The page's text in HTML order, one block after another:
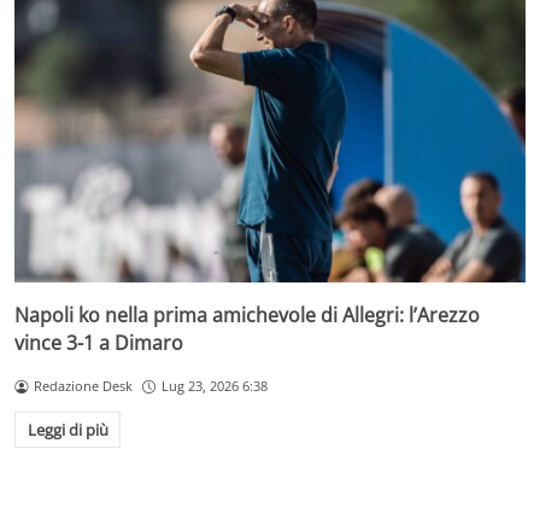
Napoli ko nella prima amichevole di Allegri: l’Arezzo
vince 3-1 a Dimaro
Redazione Desk Lug 23, 2026 6:38
Leggi di più